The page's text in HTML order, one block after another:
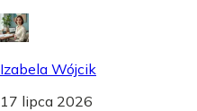
Izabela Wójcik
17 lipca 2026